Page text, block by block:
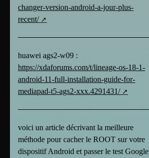
changer-version-android-a-jour-plus-
recent/
huawei ags2-w09 :
https://xdaforums.com/t/lineage-os-18-1-
android-11-full-installation-guide-for-
mediapad-t5-ags2-xxx.4291431/
voici un article décrivant la meilleure
méthode pour cacher le ROOT sur votre
dispositif Android et passer le test Google